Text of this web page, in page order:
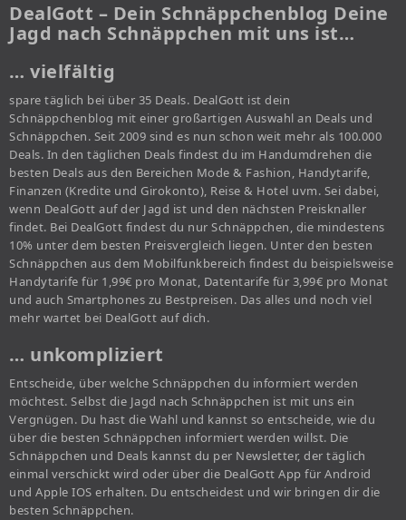
DealGott – Dein Schnäppchenblog Deine
Jagd nach Schnäppchen mit uns ist…
… vielfältig
spare täglich bei über 35 Deals. DealGott ist dein
Schnäppchenblog mit einer großartigen Auswahl an Deals und
Schnäppchen. Seit 2009 sind es nun schon weit mehr als 100.000
Deals. In den täglichen Deals findest du im Handumdrehen die
besten Deals aus den Bereichen Mode & Fashion, Handytarife,
Finanzen (Kredite und Girokonto), Reise & Hotel uvm. Sei dabei,
wenn DealGott auf der Jagd ist und den nächsten Preisknaller
findet. Bei DealGott findest du nur Schnäppchen, die mindestens
10% unter dem besten Preisvergleich liegen. Unter den besten
Schnäppchen aus dem Mobilfunkbereich findest du beispielsweise
Handytarife für 1,99€ pro Monat, Datentarife für 3,99€ pro Monat
und auch Smartphones zu Bestpreisen. Das alles und noch viel
mehr wartet bei DealGott auf dich.
… unkompliziert
Entscheide, über welche Schnäppchen du informiert werden
möchtest. Selbst die Jagd nach Schnäppchen ist mit uns ein
Vergnügen. Du hast die Wahl und kannst so entscheide, wie du
über die besten Schnäppchen informiert werden willst. Die
Schnäppchen und Deals kannst du per Newsletter, der täglich
einmal verschickt wird oder über die DealGott App für Android
und Apple IOS erhalten. Du entscheidest und wir bringen dir die
besten Schnäppchen.